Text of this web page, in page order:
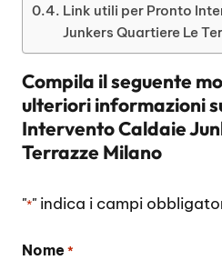
Link utili per Pronto
Junkers Quartiere Le
Compila il seguente
ulteriori informazioni
Intervento Caldaie
Terrazze Milano
"*" indica i campi
Nome *